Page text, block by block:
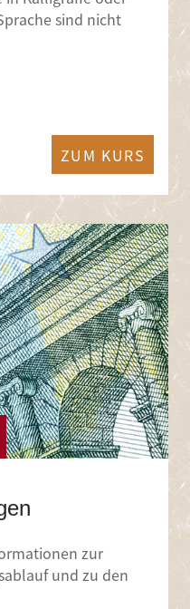
sind nicht
ZUM KURS
zur
und zu den